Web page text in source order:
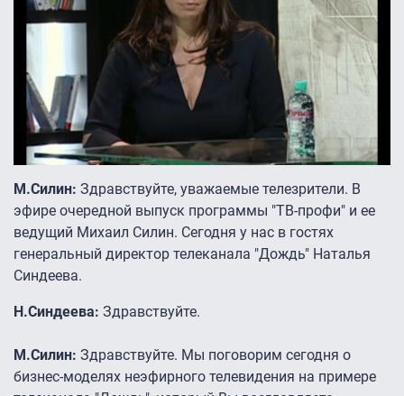
М.Силин: Здравствуйте, уважаемые телезрители. В
эфире очередной выпуск программы "ТВ-профи" и ее
ведущий Михаил Силин. Сегодня у нас в гостях
генеральный директор телеканала "Дождь" Наталья
Синдеева.
Н.Синдеева: Здравствуйте.
М.Силин: Здравствуйте. Мы поговорим сегодня о
бизнес-моделях неэфирного телевидения на примере